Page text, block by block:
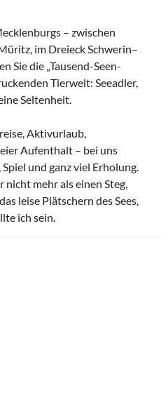
– zwischen
im Dreieck Schwerin–
Sie die „Tausend-Seen-
Tierwelt: Seeadler,
Seltenheit.
Aktivurlaub,
Aufenthalt – bei uns
und ganz viel Erholung.
mehr als einen Steg,
leise Plätschern des Sees,
ich sein.